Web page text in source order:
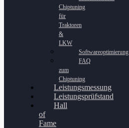
Chiptuning
für
Traktoren
&
LKW
Softwareoptimierung
FAQ
zum
Chiptuning
Leistungsmessung
Leistungsprüfstand
Hall
of
Fame